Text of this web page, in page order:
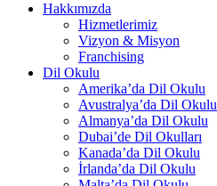
Hakkımızda
Hizmetlerimiz
Vizyon & Misyon
Franchising
Dil Okulu
Amerika’da Dil Okulu
Avustralya’da Dil Okulu
Almanya’da Dil Okulu
Dubai’de Dil Okulları
Kanada’da Dil Okulu
İrlanda’da Dil Okulu